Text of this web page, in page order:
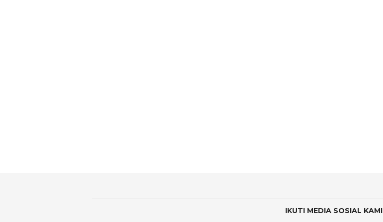
IKUTI MEDIA SOSIAL KAMI